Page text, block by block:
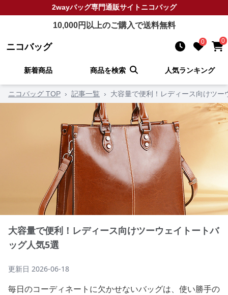
2wayバッグ専門通販サイトニコバッグ
10,000円以上のご購入で送料無料
ニコバッグ 0 0
新着商品 商品を検索 人気ランキング
ニコバッグ TOP › 記事一覧 › 大容量で便利！レディース向けツ
大容量で便利！レディース向けツーウェイトートバ
ッグ人気5選
更新日 2026-06-18
毎日のコーディネートに欠かせないバッグは、使い勝手の